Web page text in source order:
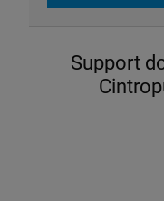
Support